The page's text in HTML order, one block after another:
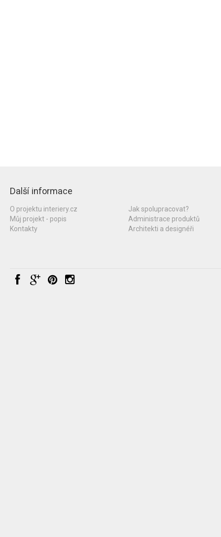
Další informace
O projektu interiery.cz
Můj projekt - popis
Kontakty
Jak spolupracovat?
Administrace produktů
Architekti a designéři